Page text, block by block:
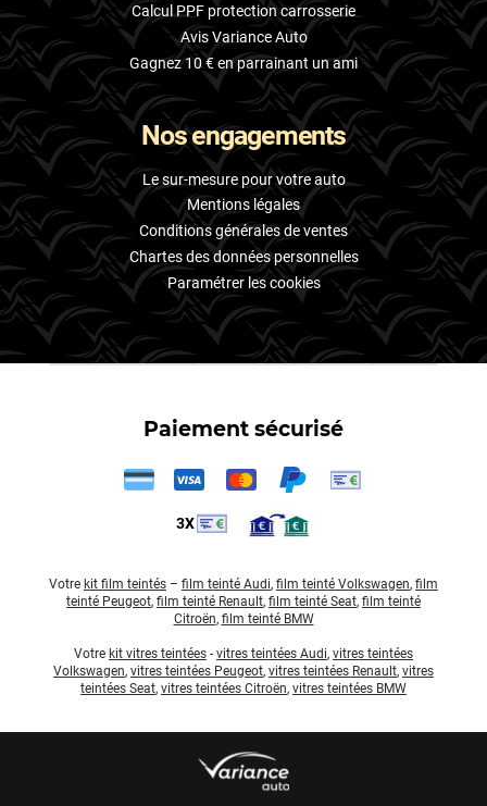
Calcul PPF protection carrosserie
Avis Variance Auto
Gagnez 10 € en parrainant un ami
Nos engagements
Le sur-mesure pour votre auto
Mentions légales
Conditions générales de ventes
Chartes des données personnelles
Paramétrer les cookies
Paiement sécurisé
3X
Votre kit film teintés – film teinté Audi, film teinté Volkswagen, film
teinté Peugeot, film teinté Renault, film teinté Seat, film teinté
Citroën, film teinté BMW
Votre kit vitres teintées - vitres teintées Audi, vitres teintées
Volkswagen, vitres teintées Peugeot, vitres teintées Renault, vitres
teintées Seat, vitres teintées Citroën, vitres teintées BMW